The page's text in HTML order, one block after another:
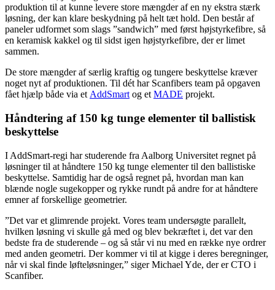
produktion til at kunne levere store mængder af en ny ekstra stærk
løsning, der kan klare beskydning på helt tæt hold. Den består af
paneler udformet som slags ”sandwich” med først højstyrkefibre, så
en keramisk kakkel og til sidst igen højstyrkefibre, der er limet
sammen.
De store mængder af særlig kraftig og tungere beskyttelse kræver
noget nyt af produktionen. Til dét har Scanfibers team på opgaven
fået hjælp både via et AddSmart og et MADE projekt.
Håndtering af 150 kg tunge elementer til ballistisk
beskyttelse
I AddSmart-regi har studerende fra Aalborg Universitet regnet på
løsninger til at håndtere 150 kg tunge elementer til den ballistiske
beskyttelse. Samtidig har de også regnet på, hvordan man kan
blænde nogle sugekopper og rykke rundt på andre for at håndtere
emner af forskellige geometrier.
”Det var et glimrende projekt. Vores team undersøgte parallelt,
hvilken løsning vi skulle gå med og blev bekræftet i, det var den
bedste fra de studerende – og så står vi nu med en række nye ordrer
med anden geometri. Der kommer vi til at kigge i deres beregninger,
når vi skal finde løfteløsninger,” siger Michael Yde, der er CTO i
Scanfiber.